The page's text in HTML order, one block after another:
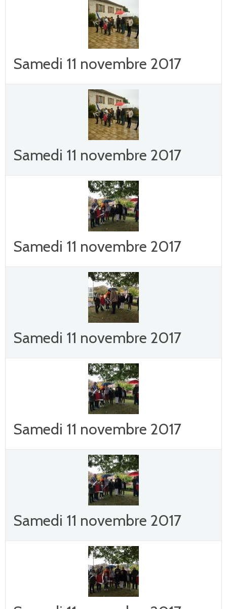
Samedi 11 novembre 2017
Samedi 11 novembre 2017
Samedi 11 novembre 2017
Samedi 11 novembre 2017
Samedi 11 novembre 2017
Samedi 11 novembre 2017